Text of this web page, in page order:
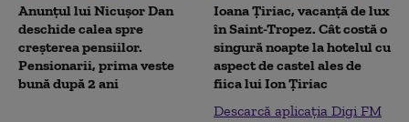
Anunțul lui Nicușor Dan
deschide calea spre
creșterea pensiilor.
Pensionarii, prima veste
bună după 2 ani
Ioana Țiriac, vacanță de lux
în Saint-Tropez. Cât costă o
singură noapte la hotelul cu
aspect de castel ales de
fiica lui Ion Țiriac
Descarcă aplicația Digi FM